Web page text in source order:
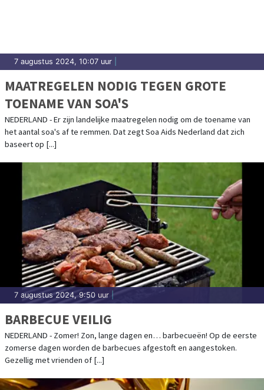
7 augustus 2024, 10:07 uur
MAATREGELEN NODIG TEGEN GROTE
TOENAME VAN SOA'S
NEDERLAND - Er zijn landelijke maatregelen nodig om de toename van
het aantal soa's af te remmen. Dat zegt Soa Aids Nederland dat zich
baseert op [...]
7 augustus 2024, 9:50 uur
BARBECUE VEILIG
NEDERLAND - Zomer! Zon, lange dagen en… barbecueën! Op de eerste
zomerse dagen worden de barbecues afgestoft en aangestoken.
Gezellig met vrienden of [...]